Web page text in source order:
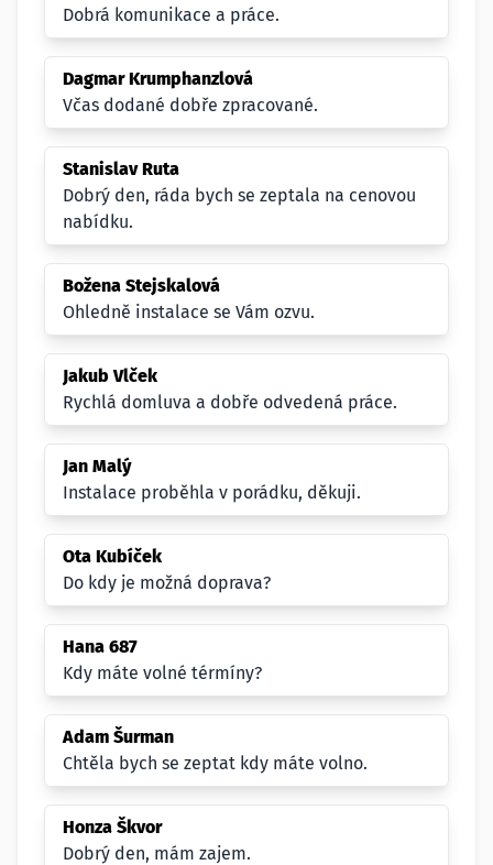
Dobrá komunikace a práce.
Dagmar Krumphanzlová
Včas dodané dobře zpracované.
Stanislav Ruta
Dobrý den, ráda bych se zeptala na cenovou
nabídku.
Božena Stejskalová
Ohledně instalace se Vám ozvu.
Jakub Vlček
Rychlá domluva a dobře odvedená práce.
Jan Malý
Instalace proběhla v porádku, děkuji.
Ota Kubíček
Do kdy je možná doprava?
Hana 687
Kdy máte volné térmíny?
Adam Šurman
Chtěla bych se zeptat kdy máte volno.
Honza Škvor
Dobrý den, mám zajem.